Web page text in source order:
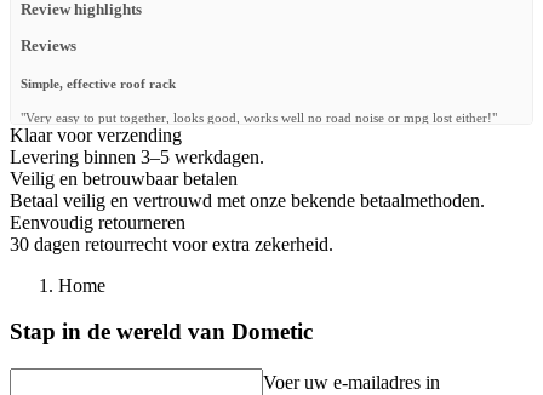
Review highlights
Reviews
Simple, effective roof rack
"Very easy to put together, looks good, works well no road noise or mpg lost either!"
Callum U. (
Q&A
Klaar voor verzending
Levering binnen 3–5 werkdagen.
Veilig en betrouwbaar betalen
Betaal veilig en vertrouwd met onze bekende betaalmethoden.
Eenvoudig retourneren
30 dagen retourrecht voor extra zekerheid.
Home
Stap in de wereld van Dometic
Voer uw e-mailadres in